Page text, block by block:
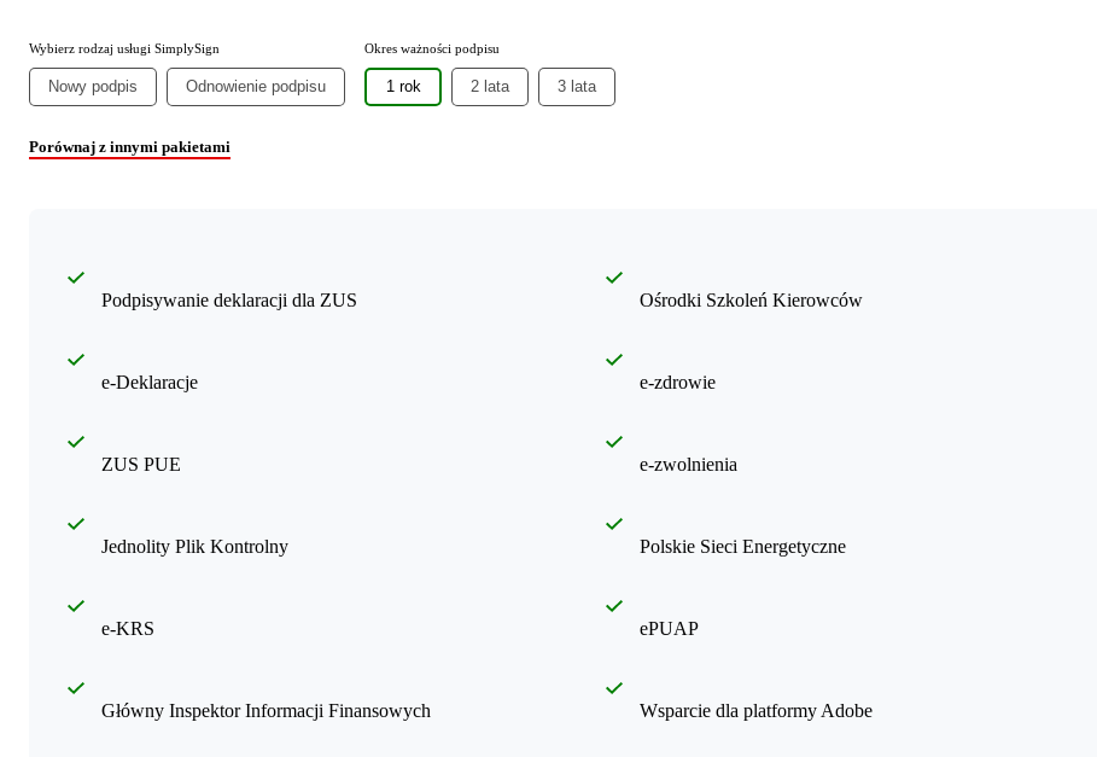
Wybierz rodzaj usługi SimplySign
Nowy podpis Odnowienie podpisu
Okres ważności podpisu
1 rok 2 lata 3 lata
Porównaj z innymi pakietami
Podpisywanie deklaracji dla ZUS
e-Deklaracje
ZUS PUE
Jednolity Plik Kontrolny
e-KRS
Główny Inspektor Informacji Finansowych
Ośrodki Szkoleń Kierowców
e-zdrowie
e-zwolnienia
Polskie Sieci Energetyczne
ePUAP
Wsparcie dla platformy Adobe